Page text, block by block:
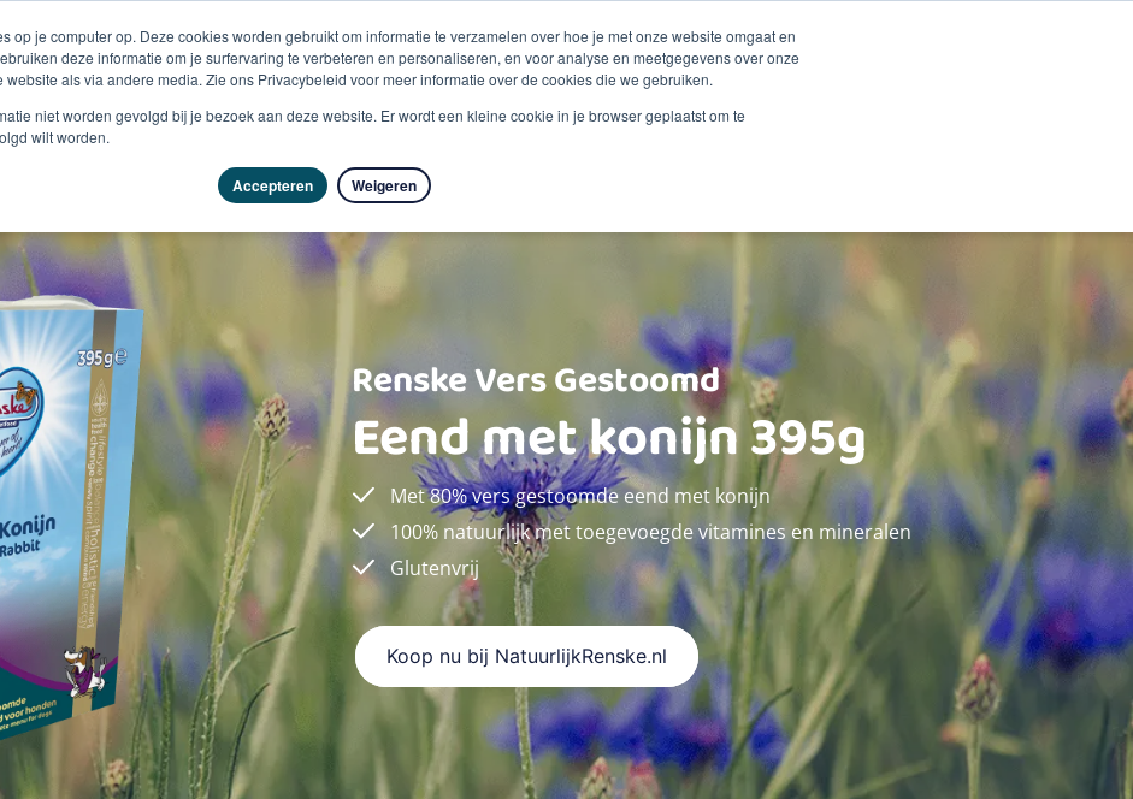
op je computer op. Deze cookies worden gebruikt om informatie te verzamelen over hoe je met onze website omgaat en
deze informatie om je surfervaring te verbeteren en personaliseren, en voor analyse en meetgegevens over onze
als via andere media. Zie ons Privacybeleid voor meer informatie over de cookies die we gebruiken.
niet worden gevolgd bij je bezoek aan deze website. Er wordt een kleine cookie in je browser geplaatst om te
wilt worden.
Accepteren Weigeren
Duurzaamheid
Producten Vragen & advies Kennisbank Over Renske Verkooppunten
Renske Vers Gestoomd
Eend met konijn 395g
Met 80% vers gestoomde eend met konijn
100% natuurlijk met toegevoegde vitamines en mineralen
Glutenvrij
Koop nu bij NatuurlijkRenske.nl